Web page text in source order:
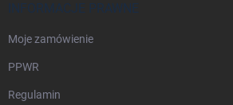
INFORMACJE PRAWNE
Moje zamówienie
PPWR
Regulamin